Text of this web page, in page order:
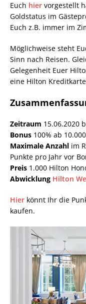
Euch hier vorgestellt
Goldstatus im
Euch z.B. immer im
Möglichweise steht
Sinn nach Reisen.
Gelegenheit Euer
eine Hilton
Zeitraum 15.06.2020
Bonus 100% ab
Maximale Anzahl im
Punkte pro Jahr vor
Preis 1.000 Hilton
Abwicklung Hilton
Hier könnt Ihr die
kaufen.